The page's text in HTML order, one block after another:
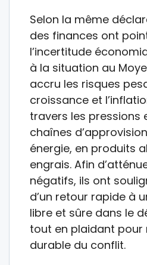
Selon la même
des finances ont
l’incertitude
à la situation au
accru les risques
croissance et
travers les pressions
chaînes
énergie, en produits
engrais. Afin
négatifs, ils ont
d’un retour rapide à
libre et sûre dans le
tout en plaidant pour
durable du conflit.